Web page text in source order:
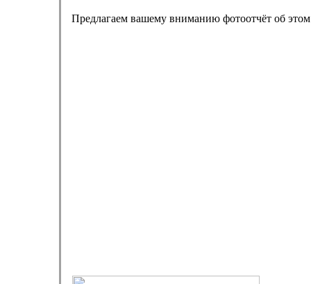
Предлагаем вашему вниманию фотоотчёт об